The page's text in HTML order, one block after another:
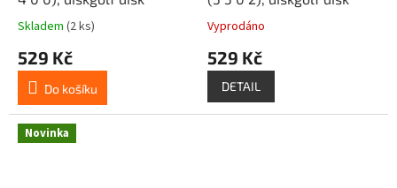
M
A
Skladem (2 ks)
529 Kč
Do košíku
Vyprodáno
529 Kč
DETAIL
Novinka